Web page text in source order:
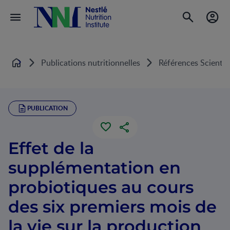
Home Publications nutritionnelles Références
PUBLICATION
Effet de la
supplémentation en
probiotiques au cours
des six premiers mois de